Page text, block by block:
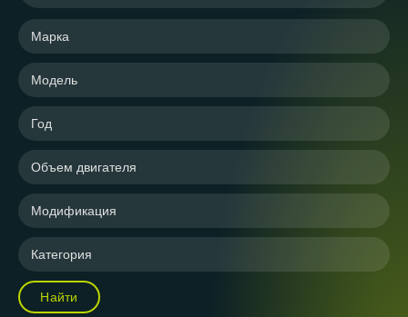
Марка
Модель
Год
Объем двигателя
Модификация
Категория
Найти